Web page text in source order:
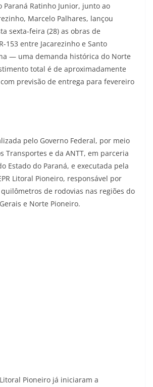
Paraná Ratinho Junior, junto ao
Marcelo Palhares, lançou
sexta-feira (28) as obras de
153 entre Jacarezinho e Santo
— uma demanda histórica do Norte
total é de aproximadamente
previsão de entrega para fevereiro
pelo Governo Federal, por meio
Transportes e da ANTT, em parceria
Estado do Paraná, e executada pela
Litoral Pioneiro, responsável por
de rodovias nas regiões do
e Norte Pioneiro.
Pioneiro já iniciaram a